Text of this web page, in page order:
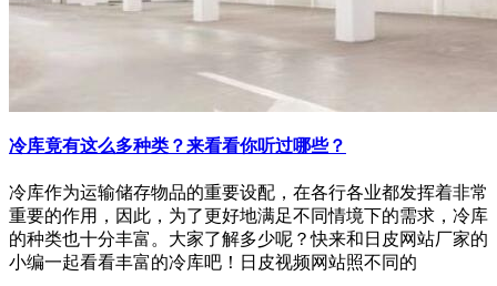
冷库竟有这么多种类？来看看你听过哪些？
冷库作为运输储存物品的重要设配，在各行各业都发挥着非常
重要的作用，因此，为了更好地满足不同情境下的需求，冷库
的种类也十分丰富。大家了解多少呢？快来和日皮网站厂家的
小编一起看看丰富的冷库吧！日皮视频网站照不同的